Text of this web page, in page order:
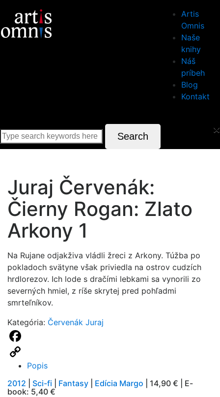
Artis
Omnis
Naše
knihy
Náš
príbeh
Blog
Kontakt
×
Search
Juraj Červenák:
Čierny Rogan: Zlato
Arkony 1
Na Rujane odjakživa vládli žreci z Arkony. Túžba po
pokladoch svätyne však priviedla na ostrov cudzích
hrdlorezov. Ich lode s dračími lebkami sa vynorili zo
severných hmiel, z ríše skrytej pred pohľadmi
smrteľníkov.
Kategória: Červenák Juraj
Facebook
Copy
Link
Popis
2012
Sci-fi Fantasy Edícia Margo | 14,90 € | E-
book: 5,40 €